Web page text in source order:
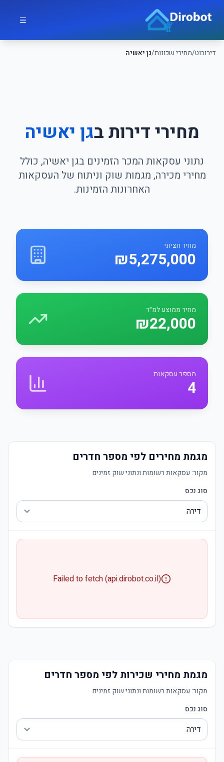
דירובוט/מחירי שכונות/גן יאשיה
דירובוט
מחירי דירות בגן יאשיה
נתוני עסקאות המכר הזמינים בגן יאשיה, כולל
מחירי מכירה, מגמות שוק וניתוח של העסקאות
האחרונות הזמינות.
מחיר חציוני
₪5,275,000
מחיר ממוצע למ״ר
₪22,000
מספר עסקאות
4
מגמת מחירים לפי מספר חדרים
מקור: עסקאות רשומות ונתוני שוק זמינים
סוג נכס
Failed to fetch (api.dirobot.co.il)
מגמת מחירי שכירות לפי מספר חדרים
מקור: עסקאות רשומות ונתוני שוק זמינים
סוג נכס